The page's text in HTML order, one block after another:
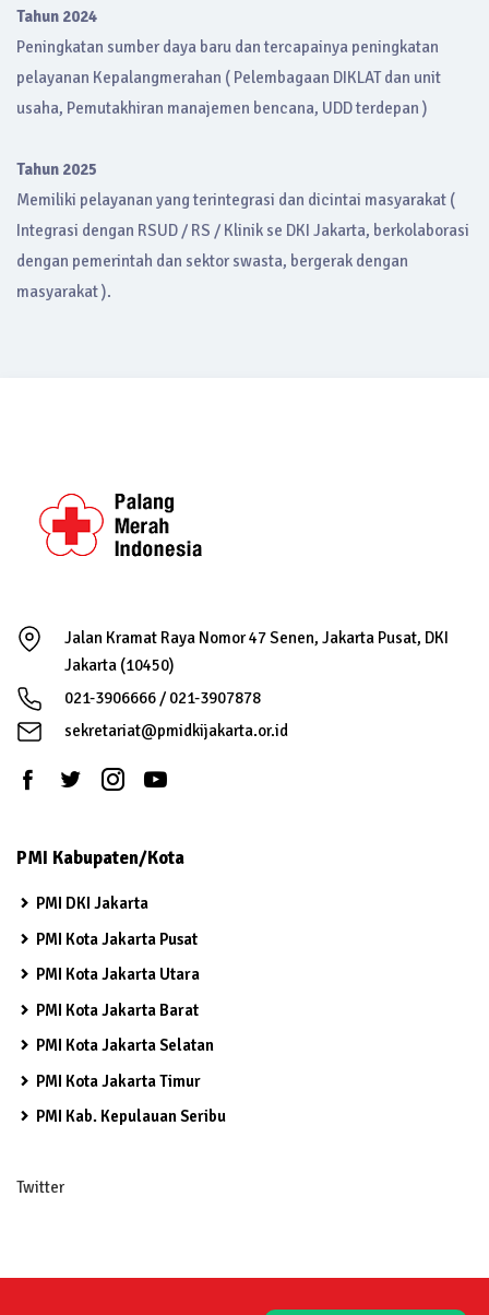
Tahun 2024
Peningkatan sumber daya baru dan tercapainya peningkatan
pelayanan Kepalangmerahan ( Pelembagaan DIKLAT dan unit
usaha, Pemutakhiran manajemen bencana, UDD terdepan )
Tahun 2025
Memiliki pelayanan yang terintegrasi dan dicintai masyarakat (
Integrasi dengan RSUD / RS / Klinik se DKI Jakarta, berkolaborasi
dengan pemerintah dan sektor swasta, bergerak dengan
masyarakat ).
Jalan Kramat Raya Nomor 47 Senen, Jakarta Pusat, DKI
Jakarta (10450)
021-3906666 / 021-3907878
sekretariat@pmidkijakarta.or.id
PMI Kabupaten/Kota
PMI DKI Jakarta
PMI Kota Jakarta Pusat
PMI Kota Jakarta Utara
PMI Kota Jakarta Barat
PMI Kota Jakarta Selatan
PMI Kota Jakarta Timur
PMI Kab. Kepulauan Seribu
Twitter